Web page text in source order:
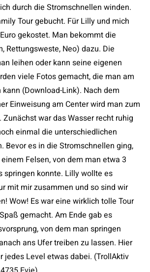
durch die Stromschnellen winden.
Tour gebucht. Für Lilly und mich
gekostet. Man bekommt die
Rettungsweste, Neo) dazu. Die
leihen oder kann seine eigenen
viele Fotos gemacht, die man am
(Download-Link). Nach dem
Einweisung am Center wird man zum
war das Wasser recht ruhig
einmal die unterschiedlichen
Bevor es in die Stromschnellen ging,
Felsen, von dem man etwa 3
springen konnte. Lilly wollte es
mit mir zusammen und so sind wir
Wow! Es war eine wirklich tolle Tour
gemacht. Am Ende gab es
von dem man springen
ans Ufer treiben zu lassen. Hier
jedes Level etwas dabei. (TrollAktiv